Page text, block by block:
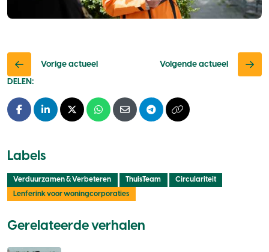
Vorige actueel
Volgende actueel
DELEN:
Facebook
LinkedInX - TwitterWhatsapp
E-mailTelegramKopieer naar
Labels
Verduurzamen & Verbeteren ThuisTeam
Circulariteit
Lenferink voor woningcorporaties
Gerelateerde verhalen